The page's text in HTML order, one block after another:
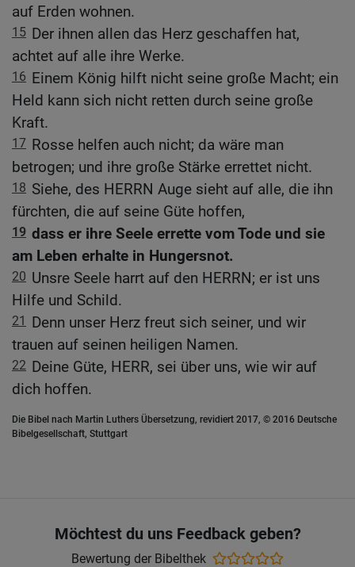
auf Erden wohnen.
15 Der ihnen allen das Herz geschaffen hat,
achtet auf alle ihre Werke.
16 Einem König hilft nicht seine große Macht; ein
Held kann sich nicht retten durch seine große
Kraft.
17 Rosse helfen auch nicht; da wäre man
betrogen; und ihre große Stärke errettet nicht.
18 Siehe, des HERRN Auge sieht auf alle, die ihn
fürchten, die auf seine Güte hoffen,
19 dass er ihre Seele errette vom Tode und sie
am Leben erhalte in Hungersnot.
20 Unsre Seele harrt auf den HERRN; er ist uns
Hilfe und Schild.
21
Denn unser Herz freut sich seiner, und wir
trauen auf seinen heiligen Namen.
22 Deine Güte, HERR, sei über uns, wie wir auf
dich hoffen.
Die Bibel nach Martin Luthers Übersetzung, revidiert 2017, © 2016 Deutsche
Bibelgesellschaft, Stuttgart
Möchtest du uns Feedback geben?
Bewertung der Bibelthek